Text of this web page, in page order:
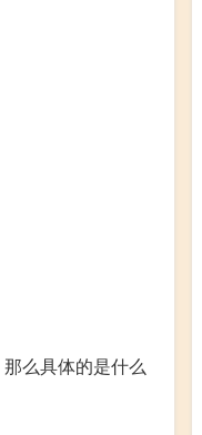
么具体的是什么